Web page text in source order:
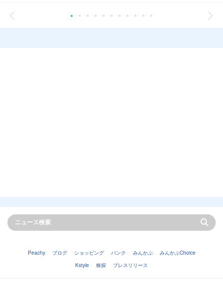
Peachy ブログ ショッピング バンク みんかぶ
みんかぶChoice
Kstyle
株探 プレスリリース